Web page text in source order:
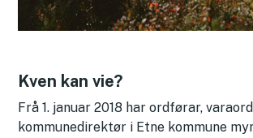
Kven kan vie?
Frå 1. januar 2018 har ordførar,
kommunedirektør i Etne kommune